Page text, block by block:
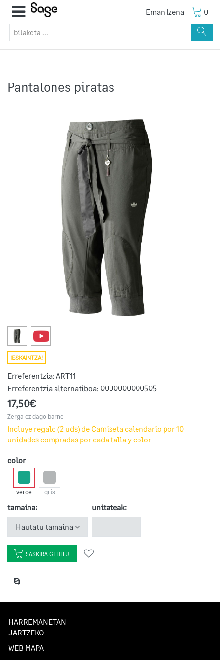
Eman Izena 0
Pantalones piratas
¡ESKAINTZA!
Erreferentzia: ART11
Erreferentzia alternatiboa: 0000000000505
17,50€
Zerga ez dago barne
Incluye regalo (2 uds) de Camiseta calendario por 10
unidades compradas por cada talla y color
color
verde gris
tamaina:
Hautatu tamaina
unitateak:
SASKIRA GEHITU
HARREMANETAN
JARTZEKO
WEB MAPA